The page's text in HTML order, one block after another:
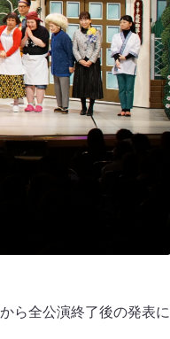
ら全公演終了後の発表に